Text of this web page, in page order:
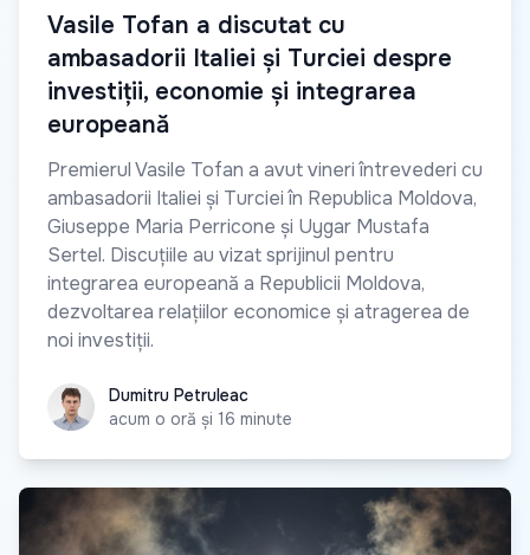
Vasile Tofan a discutat cu
ambasadorii Italiei și Turciei despre
investiții, economie și integrarea
europeană
Premierul Vasile Tofan a avut vineri întrevederi cu
ambasadorii Italiei și Turciei în Republica Moldova,
Giuseppe Maria Perricone și Uygar Mustafa
Sertel. Discuțiile au vizat sprijinul pentru
integrarea europeană a Republicii Moldova,
dezvoltarea relațiilor economice și atragerea de
noi investiții.
Dumitru Petruleac
Dumitru Petruleac
acum o oră și 16 minute